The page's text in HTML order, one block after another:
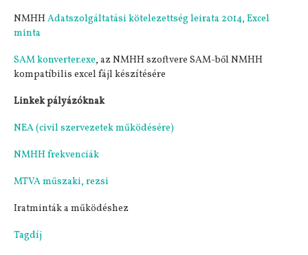
NMHH Adatszolgáltatási kötelezettség leirata 2014, Excel
minta
SAM konverter.exe, az NMHH szoftvere SAM-ből NMHH
kompatíbilis excel fájl készítésére
Linkek pályázóknak
NEA (civil szervezetek működésére)
NMHH frekvenciák
MTVA műszaki, rezsi
Iratminták a működéshez
Tagdíj